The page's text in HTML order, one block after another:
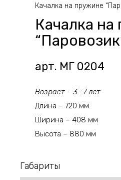
Качалка на пружине
Качалка
арт. МГ 0204
Возраст – 3 -7 лет
Длина – 720 мм
Ширина – 408 мм
Высота – 880 мм
Габариты